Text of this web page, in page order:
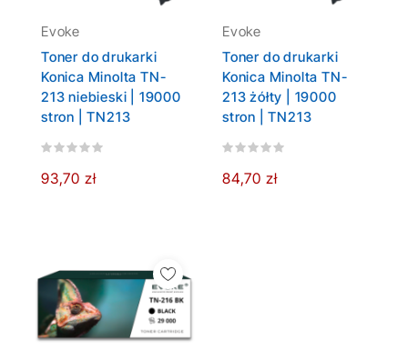
Evoke
Toner do drukarki
Konica Minolta TN-
213 niebieski | 19000
stron | TN213
93,70 zł
Evoke
Toner do drukarki
Konica Minolta TN-
213 żółty | 19000
stron | TN213
84,70 zł